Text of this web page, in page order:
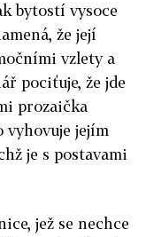
bytostí vysoce
že její
vzlety a
pociťuje, že jde
prozaička
vyhovuje jejím
je s postavami
jež se nechce